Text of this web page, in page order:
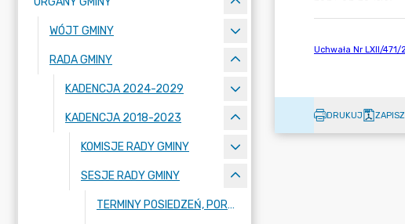
WÓJT GMINY
RADA GMINY
KADENCJA 2024-2029
KADENCJA 2018-2023
KOMISJE RADY GMINY
SESJE RADY GMINY
TERMINY POSIEDZEŃ, PORZĄDKI OBRAD WRAZ Z PROJEKTAMI UCHWAŁ
DRUKUJ